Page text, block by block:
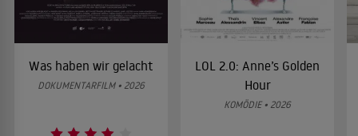
Was haben wir gelacht
DOKUMENTARFILM • 2026
LOL 2.0: Anne’s Golden
Hour
KOMÖDIE • 2026